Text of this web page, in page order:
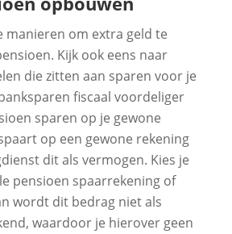
manieren om extra geld te
Kijk ook eens naar
die zitten aan sparen voor je
fiscaal voordeliger
sparen op je gewone
op een gewone rekening
dit als vermogen. Kies je
pensioen spaarrekening of
wordt dit bedrag niet als
waardoor je hierover geen